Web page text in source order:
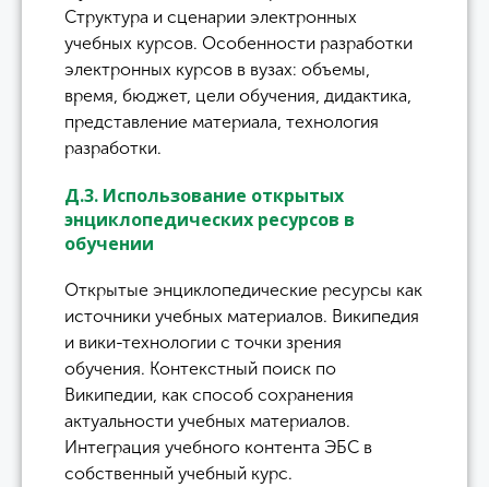
Структура и сценарии электронных
учебных курсов. Особенности разработки
электронных курсов в вузах: объемы,
время, бюджет, цели обучения, дидактика,
представление материала, технология
разработки.
Д.3. Использование открытых
энциклопедических ресурсов в
обучении
Открытые энциклопедические ресурсы как
источники учебных материалов. Википедия
и вики-технологии с точки зрения
обучения. Контекстный поиск по
Википедии, как способ сохранения
актуальности учебных материалов.
Интеграция учебного контента ЭБС в
собственный учебный курс.